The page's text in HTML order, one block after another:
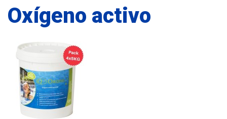
Oxígeno activo